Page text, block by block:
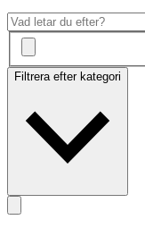
Filtrera efter kategori